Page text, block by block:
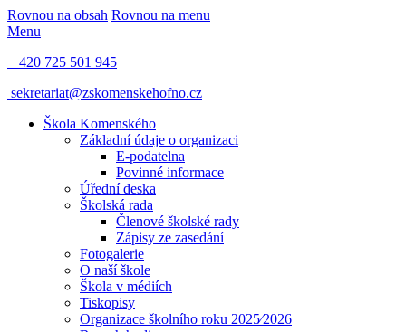
Rovnou na obsah Rovnou na menu
Menu
+420 725 501 945
sekretariat@zskomenskehofno.cz
Škola Komenského
Základní údaje o organizaci
E-podatelna
Povinné informace
Úřední deska
Školská rada
Členové školské rady
Zápisy ze zasedání
Fotogalerie
O naší škole
Škola v médiích
Tiskopisy
Organizace školního roku 2025⁄2026